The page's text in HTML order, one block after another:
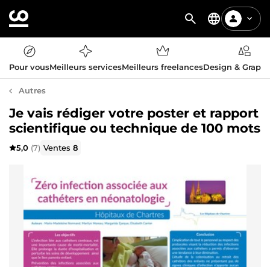
Pour vousMeilleurs servicesMeilleurs freelancesDesign &
Autres
Je vais rédiger votre poster et rapport
scientifique ou technique de 100 mots
5,0 (7) Ventes8